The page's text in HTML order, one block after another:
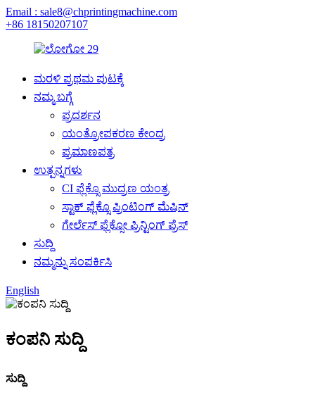
Email : sale8@chprintingmachine.com
+86 18150207107
ಮರಳಿ ಪ್ರಥಮ ಪುಟಕ್ಕೆ
ನಮ್ಮ ಬಗ್ಗೆ
ಪ್ರದರ್ಶನ
ಯಂತ್ರೋಪಕರಣ ಕೇಂದ್ರ
ಪ್ರಮಾಣಪತ್ರ
ಉತ್ಪನ್ನಗಳು
CI ಫ್ಲೆಕ್ಸೊ ಮುದ್ರಣ ಯಂತ್ರ
ಸ್ಟಾಕ್ ಫ್ಲೆಕ್ಸೊ ಪ್ರಿಂಟಿಂಗ್ ಮೆಷಿನ್
ಗೇರ್ಲೆಸ್ ಫ್ಲೆಕ್ಸೋ ಪ್ರಿನ್ಟಿಂಗ್ ಪ್ರೆಸ್
ಸುದ್ದಿ
ನಮ್ಮನ್ನು ಸಂಪರ್ಕಿಸಿ
English
ಕಂಪನಿ ಸುದ್ದಿ
ಸುದ್ದಿ